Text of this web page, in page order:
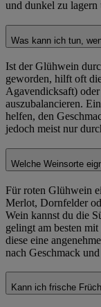
und dunkel zu
Was kann ich tun,
Ist der Glühwein
geworden, hilft oft
Agavendicksaft)
auszubalancieren.
helfen, den
jedoch meist nur
Welche Weinsorte
Für roten Glühwein
Merlot, Dornfelder
Wein kannst du die
gelingt am besten
diese eine
nach Geschmack
Kann ich frische